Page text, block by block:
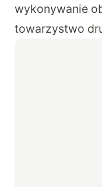
wykonywanie
towarzystwo